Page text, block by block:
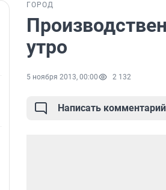
ГОРОД
утро
5 ноября 2013, 00:00 2 132
Написать комментарий